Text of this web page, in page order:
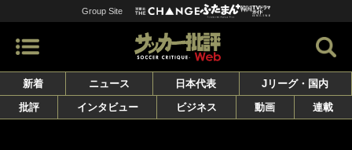
Group Site
新着 ニュース 日本代表
Jリーグ・国内
批評
インタビュー ビジネス 動画 連載